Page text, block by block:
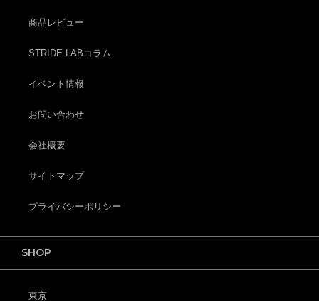
商品レビュー
STRIDE LABコラム
イベント情報
お問い合わせ
会社概要
サイトマップ
プライバシーポリシー
SHOP
東京